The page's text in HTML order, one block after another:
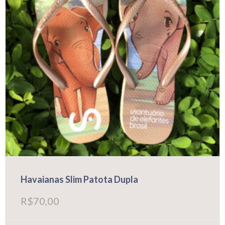
na
página
do
produto
Havaianas Slim Patota Dupla
R$70,00